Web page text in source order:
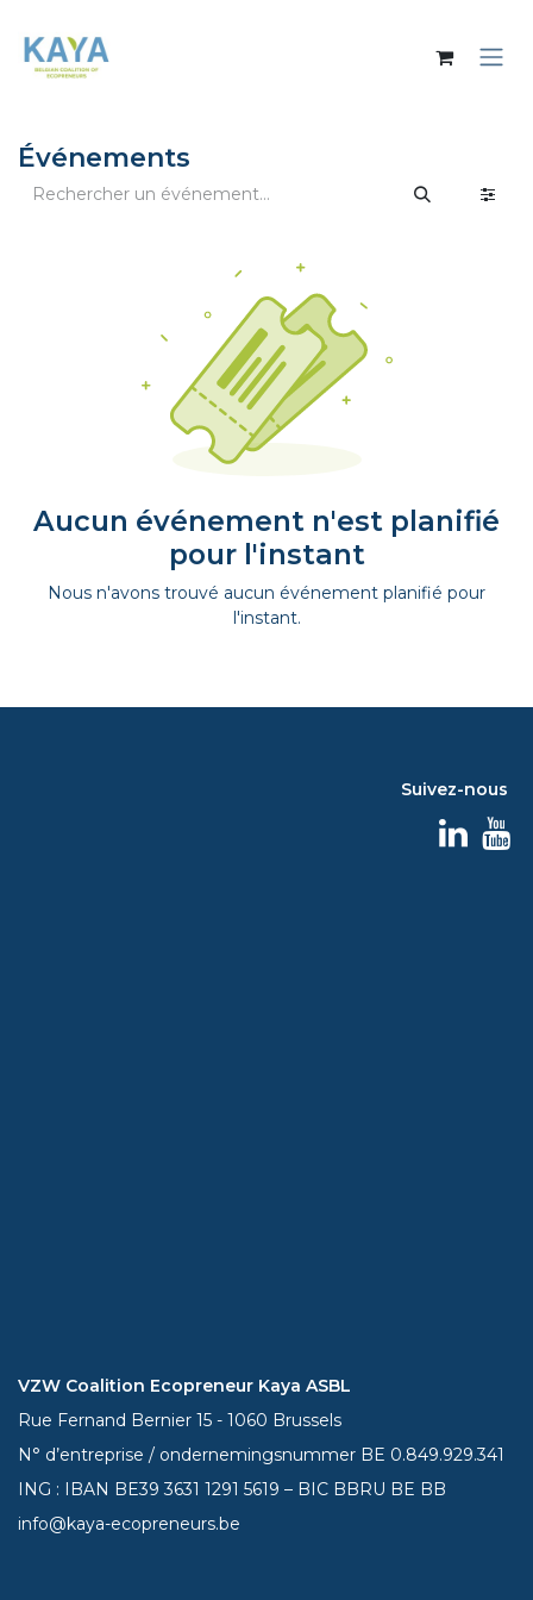
Événements
Aucun événement n'est planifié
pour l'instant
Nous n'avons trouvé aucun événement planifié pour
l'instant.
Suivez-nous
VZW Coalition Ecopreneur Kaya ASBL
Rue Fernand Bernier 15 - 1060 Brussels
N° d’entreprise / ondernemingsnummer BE 0.849.929.341
ING : IBAN BE393631 1291 5619 – BIC BBRU BE BB
info@kaya-ecopreneurs.be